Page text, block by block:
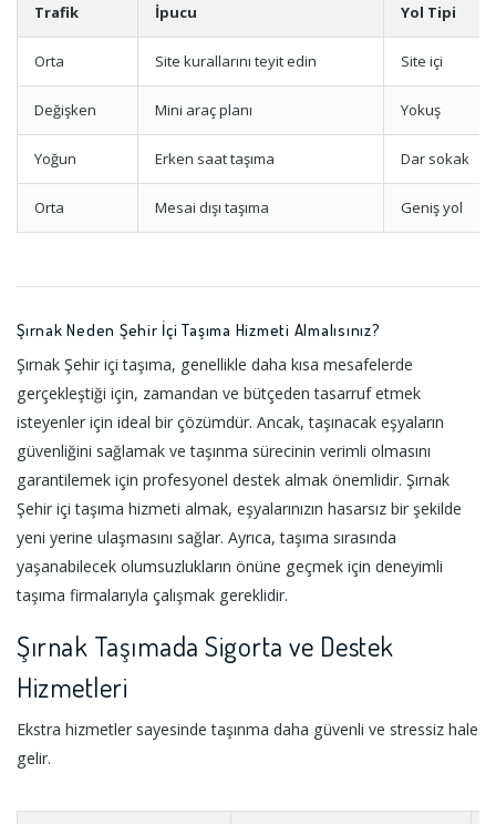
Trafik İpucu Yol Tipi
Orta Site kurallarını teyit edin Site içi
Değişken Mini araç planı Yokuş
Yoğun Erken saat taşıma Dar sokak
Orta Mesai dışı taşıma Geniş yol
Şırnak Neden Şehir İçi Taşıma Hizmeti Almalısınız?
Şırnak Şehir içi taşıma, genellikle daha kısa mesafelerde
gerçekleştiği için, zamandan ve bütçeden tasarruf etmek
isteyenler için ideal bir çözümdür. Ancak, taşınacak eşyaların
güvenliğini sağlamak ve taşınma sürecinin verimli olmasını
garantilemek için profesyonel destek almak önemlidir. Şırnak
Şehir içi taşıma hizmeti almak, eşyalarınızın hasarsız bir şekilde
yeni yerine ulaşmasını sağlar. Ayrıca, taşıma sırasında
yaşanabilecek olumsuzlukların önüne geçmek için deneyimli
taşıma firmalarıyla çalışmak gereklidir.
Şırnak Taşımada Sigorta ve Destek
Hizmetleri
Ekstra hizmetler sayesinde taşınma daha güvenli ve stressiz hale
gelir.